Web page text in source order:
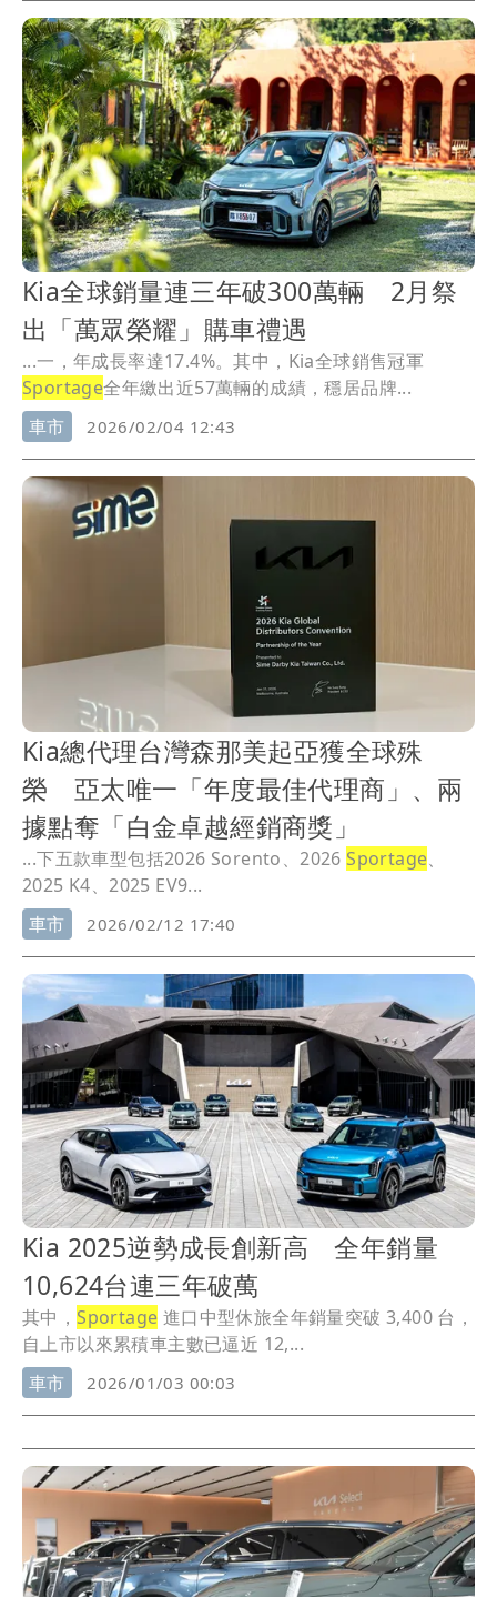
Kia全球銷量連三年破300萬輛 2月祭
出「萬眾榮耀」購車禮遇
...一，年成長率達17.4%。其中，Kia全球銷售冠軍
Sportage全年繳出近57萬輛的成績，穩居品牌...
車市
2026/02/04 12:43
Kia總代理台灣森那美起亞獲全球殊
榮 亞太唯一「年度最佳代理商」、兩
據點奪「白金卓越經銷商獎」
...下五款車型包括2026 Sorento、2026 Sportage、
2025 K4、2025 EV9...
車市
2026/02/12 17:40
Kia 2025逆勢成長創新高 全年銷量
10,624台連三年破萬
其中， Sportage 進口中型休旅全年銷量突破 3,400 台，
自上市以來累積車主數已逼近 12,...
車市
2026/01/03 00:03